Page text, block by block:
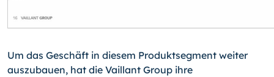
Um das Geschäft in diesem Produktsegment weiter
auszubauen, hat die Vaillant Group ihre